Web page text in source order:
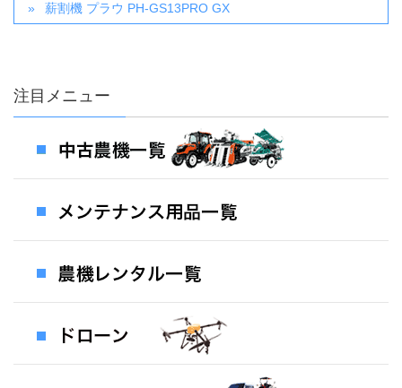
薪割機 プラウ PH-GS13PRO GX
注目メニュー